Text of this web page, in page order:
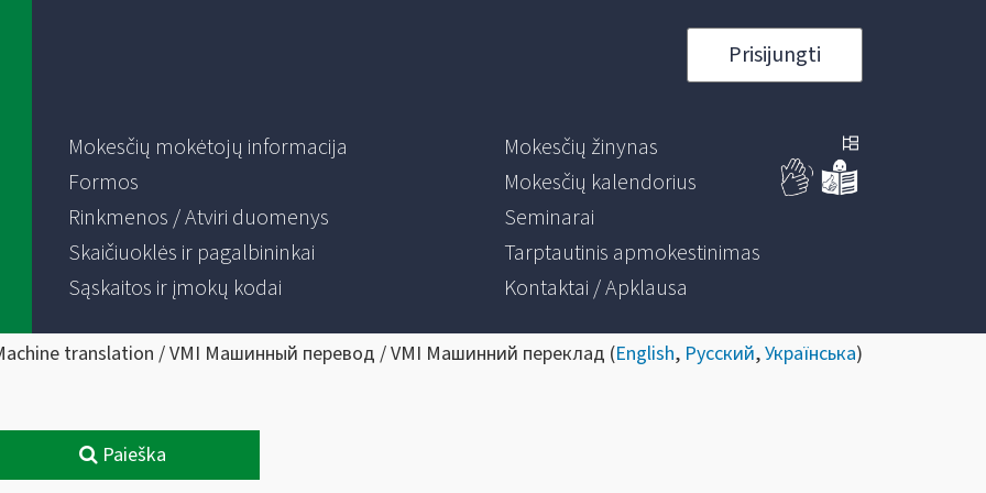
Prisijungti
Mokesčių mokėtojų informacija
Formos
Rinkmenos / Atviri duomenys
Skaičiuoklės ir pagalbininkai
Sąskaitos ir įmokų kodai
Mokesčių žinynas
Mokesčių kalendorius
Seminarai
Tarptautinis apmokestinimas
Kontaktai / Apklausa
translation / VMI Машинный перевод / VMI Машинний переклад (English, Русский,Українська)
Paieška